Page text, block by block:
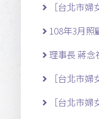
［台北市婦
108年3月照
理事長 蔣念
［台北市婦
［台北市婦